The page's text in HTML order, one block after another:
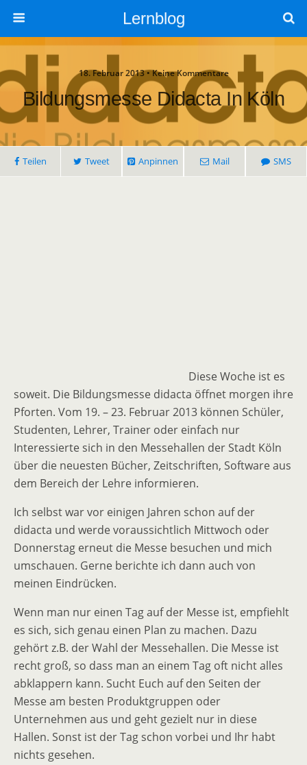
Lernblog
18. Februar 2013 • Keine Kommentare
Bildungsmesse Didacta In Köln
Teilen Tweet Anpinnen Mail SMS
Diese Woche ist es
soweit. Die Bildungsmesse didacta öffnet morgen ihre
Pforten. Vom 19. – 23. Februar 2013 können Schüler,
Studenten, Lehrer, Trainer oder einfach nur
Interessierte sich in den Messehallen der Stadt Köln
über die neuesten Bücher, Zeitschriften, Software aus
dem Bereich der Lehre informieren.
Ich selbst war vor einigen Jahren schon auf der
didacta und werde voraussichtlich Mittwoch oder
Donnerstag erneut die Messe besuchen und mich
umschauen. Gerne berichte ich dann auch von
meinen Eindrücken.
Wenn man nur einen Tag auf der Messe ist, empfiehlt
es sich, sich genau einen Plan zu machen. Dazu
gehört z.B. der Wahl der Messehallen. Die Messe ist
recht groß, so dass man an einem Tag oft nicht alles
abklappern kann. Sucht Euch auf den Seiten der
Messe am besten Produktgruppen oder
Unternehmen aus und geht gezielt nur in diese
Hallen. Sonst ist der Tag schon vorbei und Ihr habt
nichts gesehen.